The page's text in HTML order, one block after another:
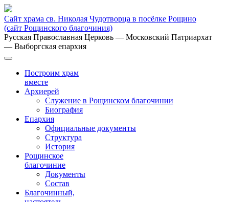
Сайт храма св. Николая Чудотворца в посёлке Рощино
(сайт Рощинского благочиния)
Русская Православная Церковь — Московский Патриархат
— Выборгская епархия
Построим храм
вместе
Архиерей
Служение в Рощинском благочинии
Биография
Епархия
Официальные документы
Структура
История
Рощинское
благочиние
Документы
Состав
Благочинный,